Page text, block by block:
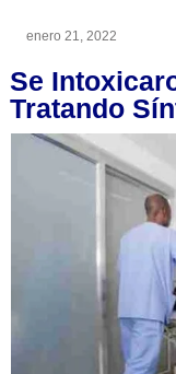
enero 21, 2022
Se
Tratando